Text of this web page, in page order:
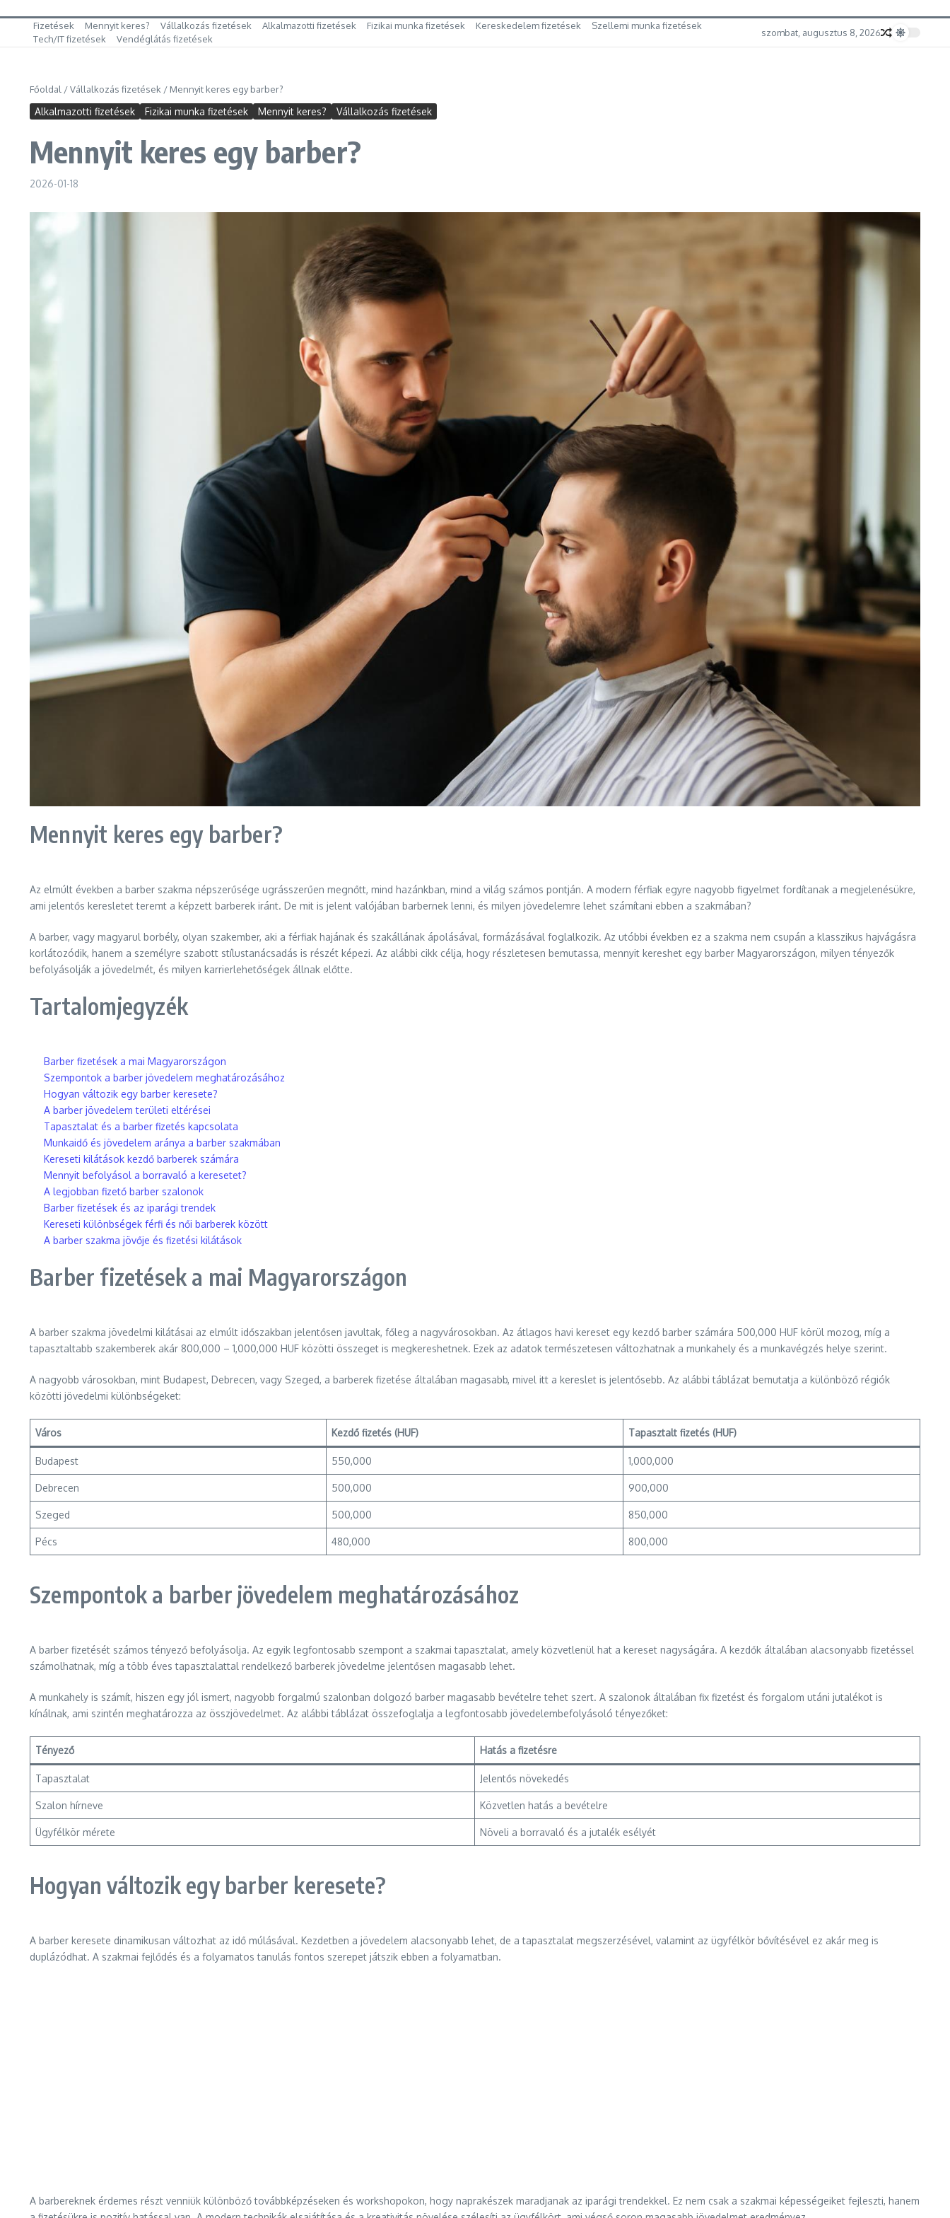
Fizetések Mennyit keres? Vállalkozás fizetések Alkalmazotti fizetések Fizikai munka fizetések Kereskedelem fizetések
Szellemi munka fizetések
Tech/IT fizetések
Vendéglátás fizetések
szombat, augusztus 8, 2026
Főoldal /Vállalkozás fizetések / Mennyit keres egy barber?
Alkalmazotti fizetések Fizikai munka fizetések Mennyit keres? Vállalkozás fizetések
Mennyit keres egy barber?
2026-01-18
Mennyit keres egy barber?
Az elmúlt években a barber szakma népszerűsége ugrásszerűen megnőtt, mind hazánkban, mind a világ számos pontján. A modern férfiak egyre nagyobb figyelmet fordítanak a megjelenésükre,
ami jelentős keresletet teremt a képzett barberek iránt. De mit is jelent valójában barbernek lenni, és milyen jövedelemre lehet számítani ebben a szakmában?
A barber, vagy magyarul borbély, olyan szakember, aki a férfiak hajának és szakállának ápolásával, formázásával foglalkozik. Az utóbbi években ez a szakma nem csupán a klasszikus hajvágásra
korlátozódik, hanem a személyre szabott stílustanácsadás is részét képezi. Az alábbi cikk célja, hogy részletesen bemutassa, mennyit kereshet egy barber Magyarországon, milyen tényezők
befolyásolják a jövedelmét, és milyen karrierlehetőségek állnak előtte.
Tartalomjegyzék
Barber fizetések a mai Magyarországon
Szempontok a barber jövedelem meghatározásához
Hogyan változik egy barber keresete?
A barber jövedelem területi eltérései
Tapasztalat és a barber fizetés kapcsolata
Munkaidő és jövedelem aránya a barber szakmában
Kereseti kilátások kezdő barberek számára
Mennyit befolyásol a borravaló a keresetet?
A legjobban fizető barber szalonok
Barber fizetések és az iparági trendek
Kereseti különbségek férfi és női barberek között
A barber szakma jövője és fizetési kilátások
Barber fizetések a mai Magyarországon
A barber szakma jövedelmi kilátásai az elmúlt időszakban jelentősen javultak, főleg a nagyvárosokban. Az átlagos havi kereset egy kezdő barber számára 500,000 HUF körül mozog, míg a
tapasztaltabb szakemberek akár 800,000 – 1,000,000 HUF közötti összeget is megkereshetnek. Ezek az adatok természetesen változhatnak a munkahely és a munkavégzés helye szerint.
A nagyobb városokban, mint Budapest, Debrecen, vagy Szeged, a barberek fizetése általában magasabb, mivel itt a kereslet is jelentősebb. Az alábbi táblázat bemutatja a különböző régiók
közötti jövedelmi különbségeket:
Város Kezdő fizetés (HUF) Tapasztalt fizetés (HUF)
Budapest 550,000 1,000,000
Debrecen 500,000 900,000
Szeged 500,000 850,000
Pécs 480,000 800,000
Szempontok a barber jövedelem meghatározásához
A barber fizetését számos tényező befolyásolja. Az egyik legfontosabb szempont a szakmai tapasztalat, amely közvetlenül hat a kereset nagyságára. A kezdők általában alacsonyabb fizetéssel
számolhatnak, míg a több éves tapasztalattal rendelkező barberek jövedelme jelentősen magasabb lehet.
A munkahely is számít, hiszen egy jól ismert, nagyobb forgalmú szalonban dolgozó barber magasabb bevételre tehet szert. A szalonok általában fix fizetést és forgalom utáni jutalékot is
kínálnak, ami szintén meghatározza az összjövedelmet. Az alábbi táblázat összefoglalja a legfontosabb jövedelembefolyásoló tényezőket:
Tényező Hatás a fizetésre
Tapasztalat Jelentős növekedés
Szalon hírneve Közvetlen hatás a bevételre
Ügyfélkör mérete Növeli a borravaló és a jutalék esélyét
Hogyan változik egy barber keresete?
A barber keresete dinamikusan változhat az idő múlásával. Kezdetben a jövedelem alacsonyabb lehet, de a tapasztalat megszerzésével, valamint az ügyfélkör bővítésével ez akár meg is
duplázódhat. A szakmai fejlődés és a folyamatos tanulás fontos szerepet játszik ebben a folyamatban.
A barbereknek érdemes részt venniük különböző továbbképzéseken és workshopokon, hogy naprakészek maradjanak az iparági trendekkel. Ez nem csak a szakmai képességeiket fejleszti, hanem